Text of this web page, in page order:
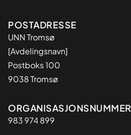
Adresse
POSTADRESSE
UNN Tromsø
[Avdelingsnavn]
Postboks 100
9038 Tromsø
Organisasjon
ORGANISASJONSNUMMER
983 974 899